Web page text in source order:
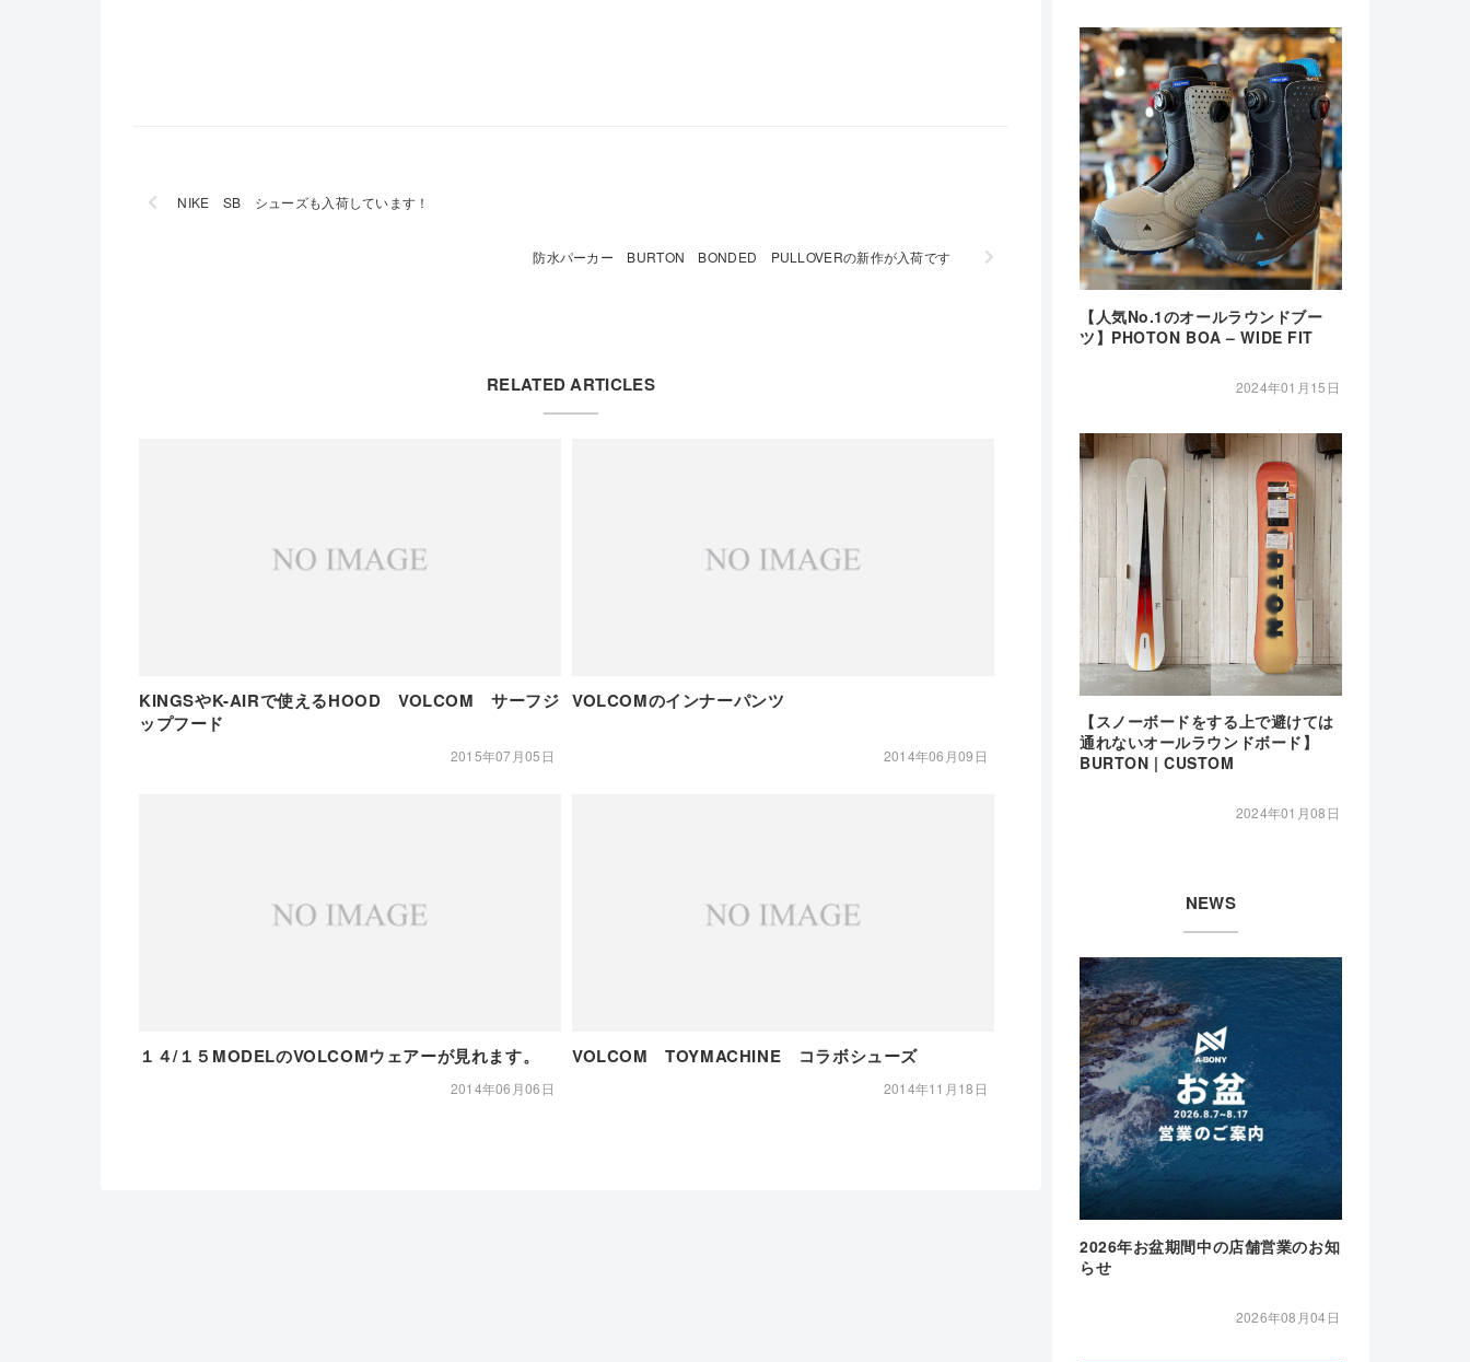
NIKE SB シューズも入荷しています！
防水パーカー BURTON BONDED PULLOVERの新作が入荷です
RELATED ARTICLES
KINGSやK-AIRで使えるHOOD VOLCOM サーフジ
ップフード
2015年07月05日
VOLCOMのインナーパンツ
2014年06月09日
１４/１５MODELのVOLCOMウェアーが見れます。
2014年06月06日
VOLCOM TOYMACHINE コラボシューズ
2014年11月18日
【人気No.1のオールラウンドブー
ツ】PHOTON BOA – WIDE FIT
2024年01月15日
【スノーボードをする上で避けては
通れないオールラウンドボード】
BURTON | CUSTOM
2024年01月08日
NEWS
2026年お盆期間中の店舗営業のお知
らせ
2026年08月04日